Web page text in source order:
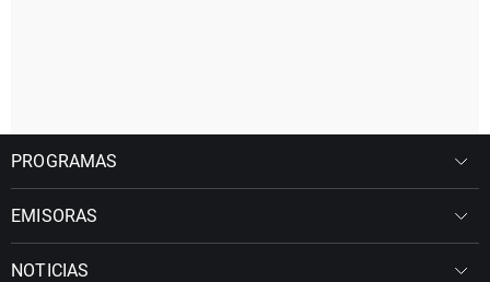
PROGRAMAS
EMISORAS
NOTICIAS